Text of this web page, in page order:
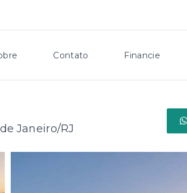
Contato Financie
Janeiro/RJ